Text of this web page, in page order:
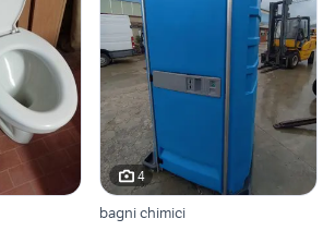
4
bagni chimici